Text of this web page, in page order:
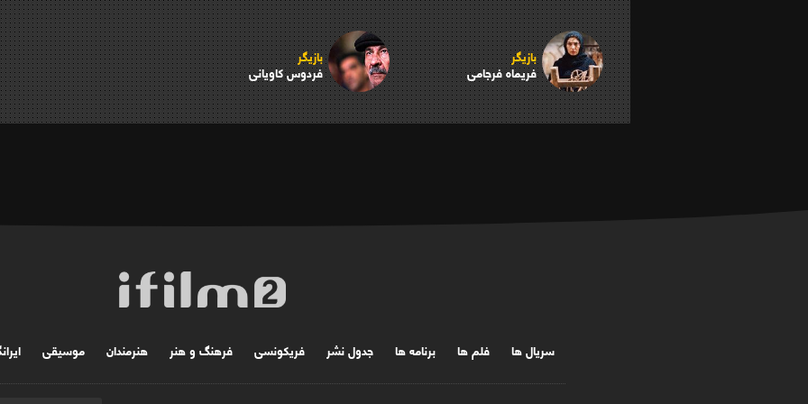
بازیگر
فریماه فرجامی
بازیگر
فردوس کاویانی
سریال ها فلم ها برنامه ها جدول نشر فریکونسی فرهنگ و هنر هنرمندان موسیقی